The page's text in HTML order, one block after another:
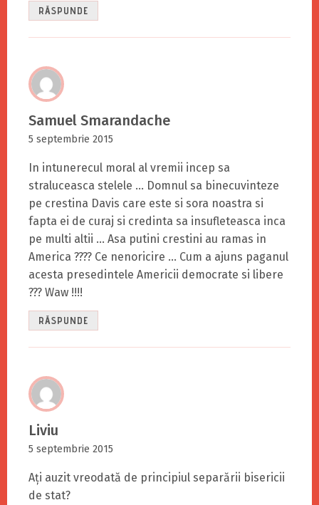
RĂSPUNDE
Samuel Smarandache
5 septembrie 2015
In intunerecul moral al vremii incep sa
straluceasca stelele … Domnul sa binecuvinteze
pe crestina Davis care este si sora noastra si
fapta ei de curaj si credinta sa insufleteasca inca
pe multi altii … Asa putini crestini au ramas in
America ???? Ce nenoricire … Cum a ajuns paganul
acesta presedintele Americii democrate si libere
??? Waw !!!!
RĂSPUNDE
Liviu
5 septembrie 2015
Ați auzit vreodată de principiul separării bisericii
de stat?